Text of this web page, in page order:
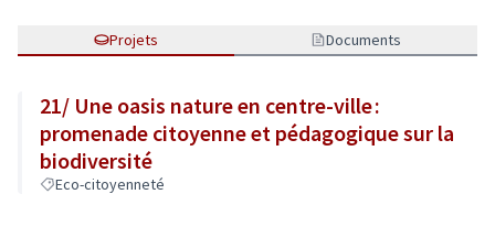
Projets Documents
21/ Une oasis nature en centre-ville :
promenade citoyenne et pédagogique sur la
biodiversité
Eco-citoyenneté